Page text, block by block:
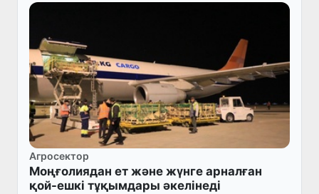
Агросектор
Моңғолиядан ет және жүнге арналған
қой-ешкі тұқымдары әкелінеді